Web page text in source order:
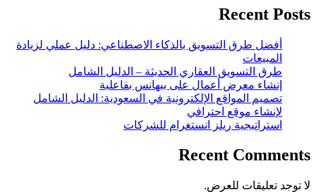
Recent Posts
أفضل طرق التسويق بالذكاء الاصطناعي: دليل عملي لزيادة
المبيعات
طرق التسويق العقاري الحديثة – الدليل الشامل
إنشاء معرض أعمال على بيهانس بفاعلية
تصميم المواقع الإلكترونية في السعودية: الدليل الشامل
لإنشاء موقع احترافي
استراتيجية ريلز انستغرام للشركات
Recent Comments
لا توجد تعليقات للعرض.